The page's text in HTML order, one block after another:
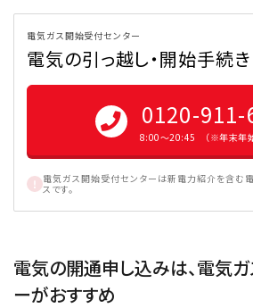
電気ガス開始受付センター
電気の引っ越し・開始手続き
0120-911-
8:00〜20:45 （※年末年始
電気ガス開始受付センターは新電力紹介を含む
スです。
電気の開通申し込みは、電気
ーがおすすめ